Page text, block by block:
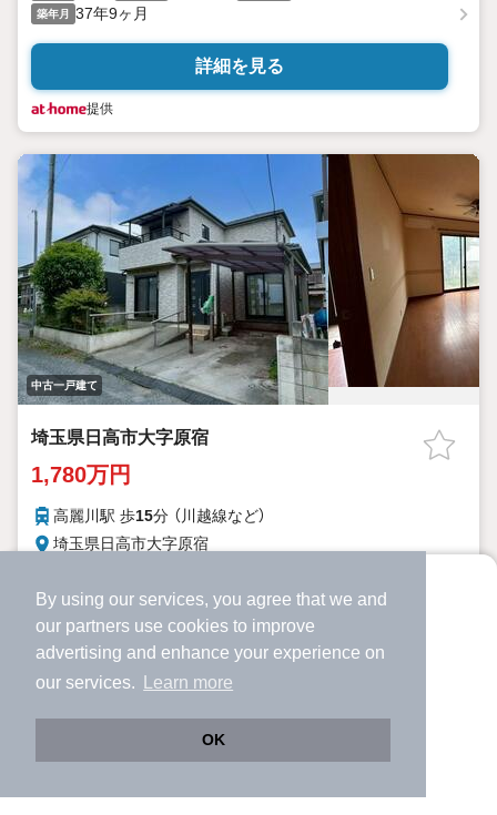
By using our services, you agree that we and
our partners use cookies to improve
advertising and enhance your experience on
our services.
Learn more
OK
より使いやすくなった
アプリで物件探ししませんか？
サクサク動く地図で物件検索
築年月 37年9ヶ月
詳細を見る
提供
中古一戸建て
埼玉県日高市大字原宿
1,780万円
高麗川駅 歩15分 （川越線など）
埼玉県日高市大字原宿
築年月 18年7ヶ月
詳細を見る